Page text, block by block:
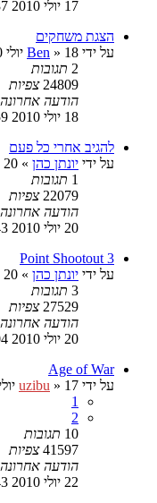
17 יולי 2010 21:37
הצגת משחקים
על ידי
Ben » 18 יולי 2010 21:17
2 תגובות
24809 צפיות
הודעה אחרונה
18 יולי 2010 22:59
להגיב אחרי כל פעם
על ידי יונתן כהן » 20 יולי 2010 15:20
1 תגובות
22079 צפיות
הודעה אחרונה
20 יולי 2010 15:43
3 Point Shootout
על ידי יונתן כהן » 20 יולי 2010 15:18
3 תגובות
27529 צפיות
הודעה אחרונה
20 יולי 2010 16:04
Age of War
על ידי
uzibu » 17 יולי 2010 19:02
1
2
10 תגובות
41597 צפיות
הודעה אחרונה
22 יולי 2010 21:43